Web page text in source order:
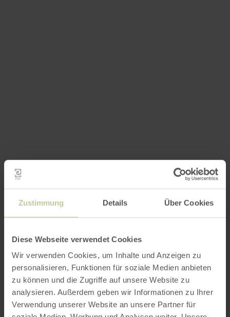
Zustimmung Details Über Cookies
Diese Webseite verwendet Cookies
Wir verwenden Cookies, um Inhalte und Anzeigen zu
personalisieren, Funktionen für soziale Medien anbieten
zu können und die Zugriffe auf unsere Website zu
analysieren. Außerdem geben wir Informationen zu Ihrer
Verwendung unserer Website an unsere Partner für